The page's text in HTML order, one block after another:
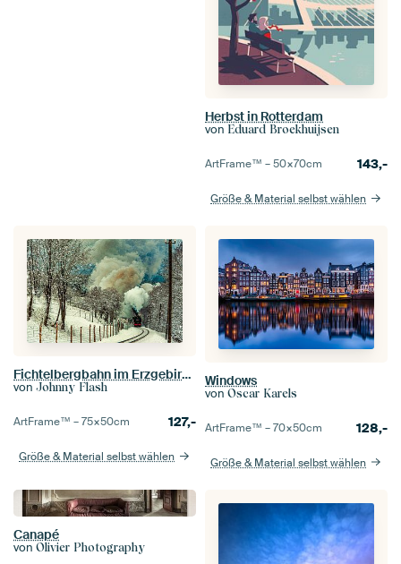
Herbst in Rotterdam
von Eduard Broekhuijsen
ArtFrame™ –50×70cm 143,-
Größe & Material selbst wählen
Fichtelbergbahn im Erzgebirge
von Johnny Flash
ArtFrame™ –75×50cm 127,-
Größe & Material selbst wählen
Windows
von Oscar Karels
ArtFrame™ –70×50cm 128,-
Größe & Material selbst wählen
Canapé
von Olivier Photography